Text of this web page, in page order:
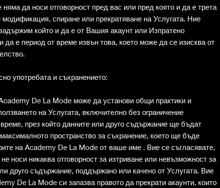
да носи отговорност пред вас или пред която и да е трета
модификация, спиране или прекратяване на Услугата. Ние
който и да е от Вашия акаунт или Изпратено
да е период от време извън това, което може да се изисква от
употребата и съхранението:
De La Mode може да установи общи практики и
на Услугата, включително без ограничение
през който данните или друго съдържание ще бъдат
пространство за съхранение, което ще бъде
на Academy De La Mode от ваше име . Вие се съгласявате,
носи никаква отговорност за изтриване или невъзможност за
друго съдържание, поддържано или качено от Услугата. Вие
De La Mode си запазва правото да прекрати акаунти, които